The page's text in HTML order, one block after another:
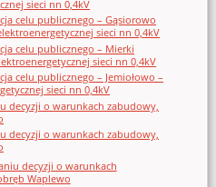
sieci nn 0,4kV
celu publicznego – Gąsiorowo
sieci nn 0,4kV
celu publicznego – Mierki
sieci nn 0,4kV
celu publicznego – Jemiołowo –
sieci nn 0,4kV
decyzji o warunkach zabudowy,
decyzji o warunkach zabudowy,
decyzji o warunkach
Waplewo